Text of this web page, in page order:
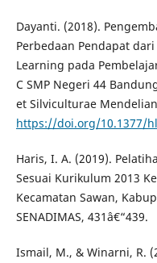
Dayanti. (2018).
Perbedaan Pendapat
Learning pada
C SMP Negeri 44
et Silviculturae
https://doi.org/10.1377/
Haris, I. A. (2019).
Sesuai Kurikulum 2013
Kecamatan Sawan,
SENADIMAS, 431â€“439.
Ismail, M., & Winarni, R.